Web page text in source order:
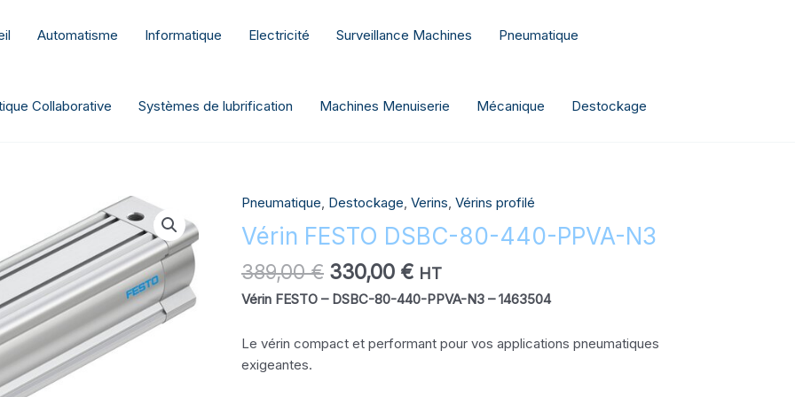
Automatisme Informatique Electricité Surveillance Machines Pneumatique
Collaborative Systèmes de lubrification Machines Menuiserie Mécanique Destockage
Pneumatique, Destockage, Verins, Vérins profilé
Vérin FESTO DSBC-80-440-PPVA-N3
389,00€
Le
prix
initial
était :
389,00 €.
330,00 €
Le
prix
actuel
est :
330,00 €.
HT
Vérin FESTO – DSBC-80-440-PPVA-N3 – 1463504
Le vérin compact et performant pour vos applications pneumatiques
exigeantes.
quantité
de
Vérin
FESTO
DSBC-
PPVA-
N3